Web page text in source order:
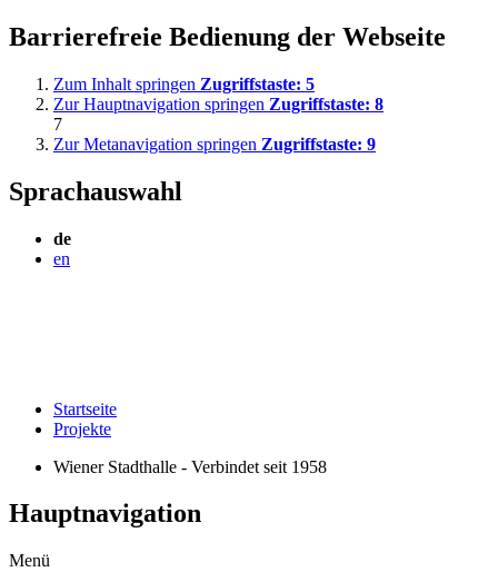
Barrierefreie Bedienung der Webseite
Zum Inhalt springen Zugriffstaste: 5
Zur Hauptnavigation springen Zugriffstaste: 8
7
Zur Metanavigation springen Zugriffstaste: 9
Sprachauswahl
de
en
Startseite
Projekte
Wiener Stadthalle - Verbindet seit 1958
Hauptnavigation
Menü